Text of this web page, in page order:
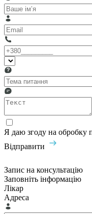
Я даю згоду на обробку
Відправити
Запис на консультацію
Заповніть інформацію
Лікар
Адреса